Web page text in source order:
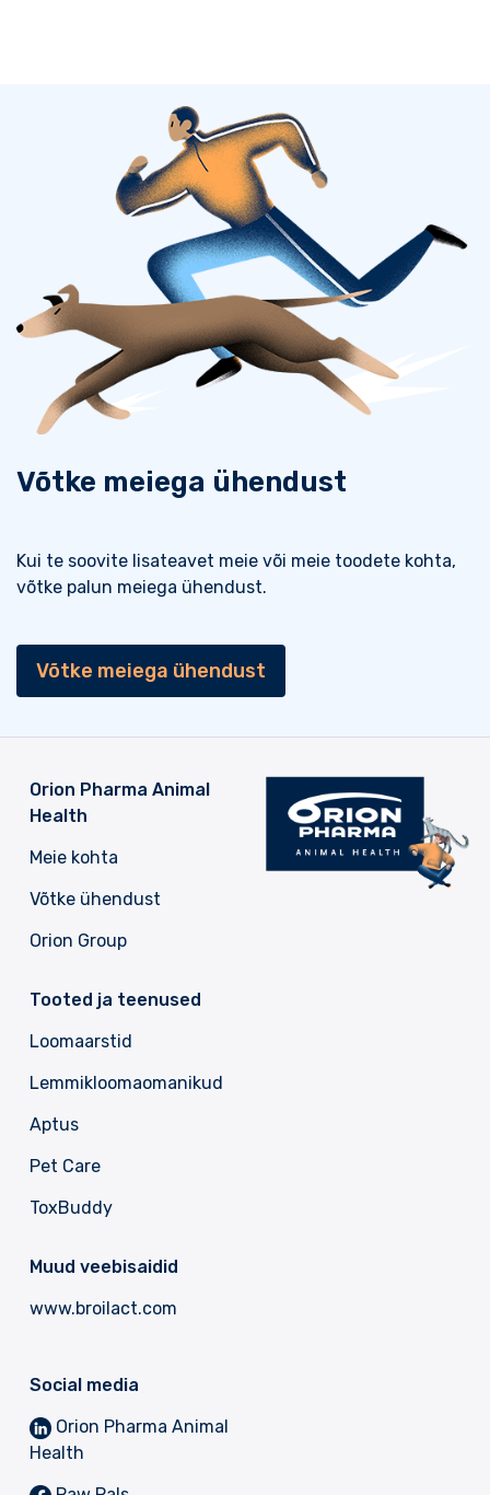
Võtke meiega ühendust
Kui te soovite lisateavet meie või meie toodete kohta,
võtke palun meiega ühendust.
Võtke meiega ühendust
Orion Pharma Animal
Health
Meie kohta
Võtke ühendust
Orion Group
Tooted ja teenused
Loomaarstid
Lemmikloomaomanikud
Aptus
Pet Care
ToxBuddy
Muud veebisaidid
www.broilact.com
Social media
Orion Pharma Animal
Health